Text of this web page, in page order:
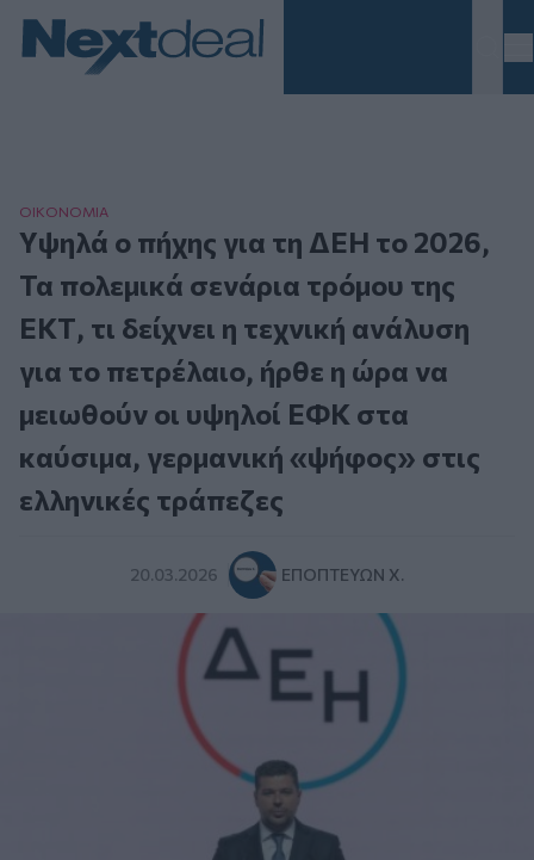
ΟΙΚΟΝΟΜΙΑ
Yψηλά ο πήχης για τη ΔΕΗ το 2026,
Τα πολεμικά σενάρια τρόμου της
ΕΚΤ, τι δείχνει η τεχνική ανάλυση
για το πετρέλαιο, ήρθε η ώρα να
μειωθούν οι υψηλοί ΕΦΚ στα
καύσιμα, γερμανική «ψήφος» στις
ελληνικές τράπεζες
20.03.2026 ΕΠΟΠΤΕΎΩΝ Χ.